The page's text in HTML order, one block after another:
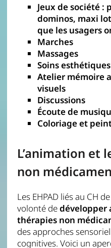
Jeux de société :
dominos, maxi
que les usagers
Marches
Massages
Soins esthétiques
Atelier mémoire
visuels
Discussions
Écoute de
Coloriage et
L’animation et
non
Les EHPAD liés au CH
volonté dedévelopper
thérapies non
des approches
cognitives. Voici un